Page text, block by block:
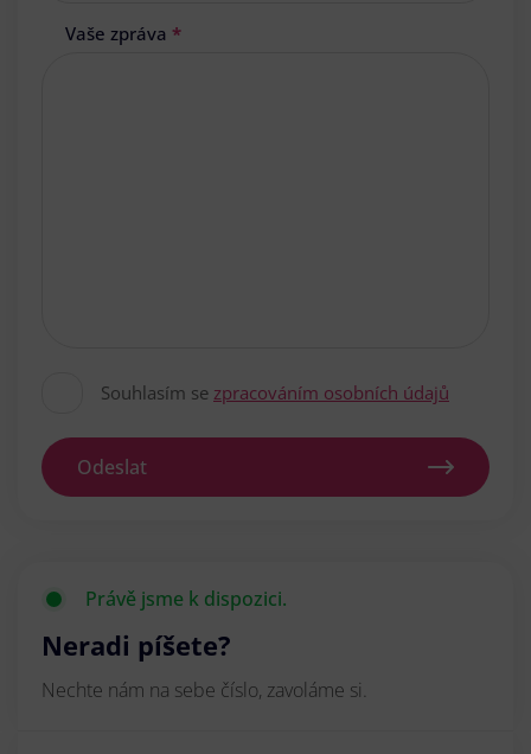
Vaše zpráva *
Souhlasím se zpracováním osobních údajů
Odeslat
Právě jsme k dispozici.
Neradi píšete?
Nechte nám na sebe číslo, zavoláme si.